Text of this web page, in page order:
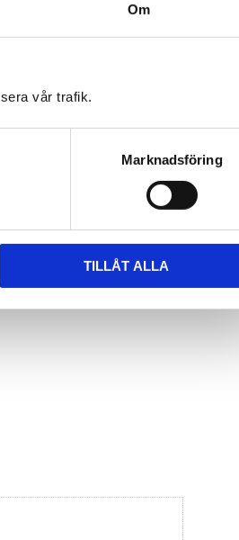
Om
vår trafik.
Marknadsföring
TILLÅT ALLA